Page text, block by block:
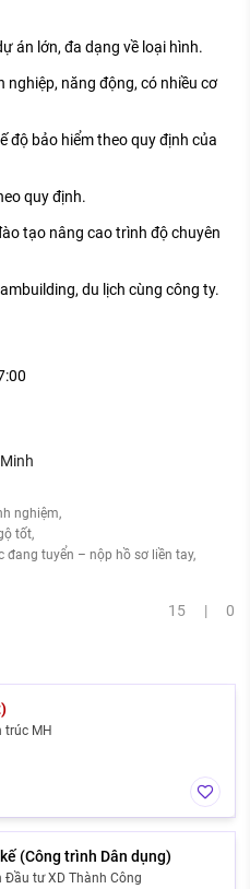
án lớn, đa dạng về loại hình.
nghiệp, năng động, có nhiều cơ
độ bảo hiểm theo quy định của
quy định.
tạo nâng cao trình độ chuyên
du lịch cùng công ty.
nghiệm
tốt
đang tuyển – nộp hồ sơ liền tay
15 | 0
trúc MH
(Công trình Dân dụng)
Đầu tư XD Thành Công